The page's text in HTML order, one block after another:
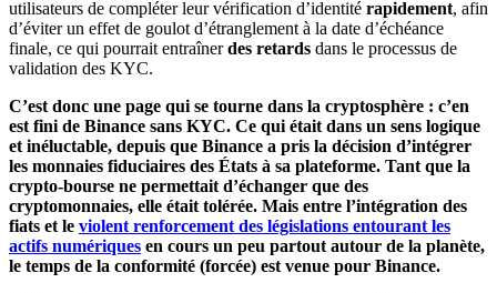
utilisateurs de compléter leur vérification d’identité rapidement, afin
d’éviter un effet de goulot d’étranglement à la date d’échéance
finale, ce qui pourrait entraînerdes retards dans le processus de
validation des KYC.
C’est donc une page qui se tourne dans la cryptosphère : c’en
est fini de Binance sans KYC. Ce qui était dans un sens logique
et inéluctable, depuis que Binance a pris la décision d’intégrer
les monnaies fiduciaires des États à sa plateforme. Tant que la
crypto-bourse ne permettait d’échanger que des
cryptomonnaies, elle était tolérée. Mais entre l’intégration des
fiats et le violent renforcement des législations entourant les
actifs numériques en cours un peu partout autour de la planète,
le temps de la conformité (forcée) est venue pour Binance.